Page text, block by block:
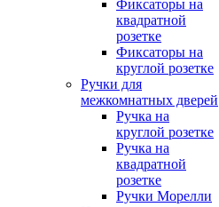
Фиксаторы на
квадратной
розетке
Фиксаторы на
круглой розетке
Ручки для
межкомнатных дверей
Ручка на
круглой розетке
Ручка на
квадратной
розетке
Ручки Морелли